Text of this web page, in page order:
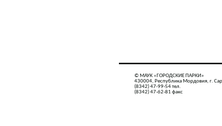
© МАУК «ГОРОДСКИЕ ПАРКИ»
430004, Республика Мордовия, г.
(8342) 47-99-54 тел.
(8342) 47-62-81 факс